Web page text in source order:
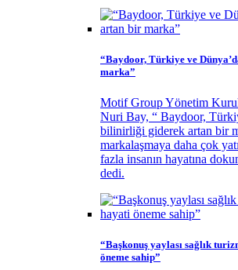
“Baydoor, Türkiye ve
marka”
Motif Group Yönetim
Nuri Bay, “ Baydoor,
bilinirliği giderek artan bir
markalaşmaya daha çok
fazla insanın hayatına
dedi.
“Başkonuş yaylası sağlık
öneme sahip”